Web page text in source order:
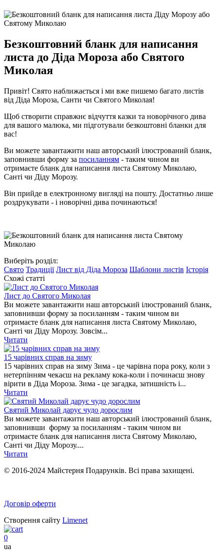
Безкоштовний бланк для написання
листа до Діда Мороза або Святого
Миколая
Привіт! Свято наближається і ми вже пишемо багато листів
від Діда Мороза, Санти чи Святого Миколая!
Щоб створити справжнє відчуття казки та новорічного дива
для вашого малюка, ми підготували безкоштовні бланки для
вас!
Ви можете завантажити наш авторський ілюстрований бланк,
заповнивши форму за посиланням - таким чином ви
отримаєте бланк для написання листа Святому Миколаю,
Санті чи Діду Морозу.
Він прийде в електронному вигляді на пошту. Достатньо лише
роздрукувати - і новорічні дива починаються!
Виберіть розділ:
Свято Традиції Лист від Діда Мороза Шаблони листів Історія
Схожі статті
Лист до Святого Миколая
Ви можете завантажити наш авторський ілюстрований бланк,
заповнивши форму за посиланням - таким чином ви
отримаєте бланк для написання листа Святому Миколаю,
Санті чи Діду Морозу. Зовсім...
Читати
15 чарівних справ на зиму
15 чарівних справ на зиму Зима - це чарівна пора року, коли з
нетерпінням чекаєш на рекламу кока-коли і починаєш знову
вірити в Діда Мороза. Зима - це загадка, затишність і...
Читати
Святий Миколай дарує чудо дорослим
Ви можете завантажити наш авторський ілюстрований бланк,
заповнивши форму за посиланням - таким чином ви
отримаєте бланк для написання листа Святому Миколаю,
Санті чи Діду Морозу....
Читати
© 2016-2024 Майстерня Подарунків. Всі права захищені.
Договір оферти
Створення сайту Limenet
0
ua